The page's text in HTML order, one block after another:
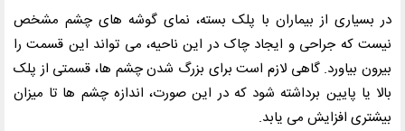
در بسیاری از بیماران با پلک بسته، نمای گوشه های چشم مشخص
نیست که جراحی و ایجاد چاک در این ناحیه، می تواند این قسمت را
بیرون بیاورد. گاهی لازم است برای بزرگ شدن چشم ها، قسمتی از پلک
بالا یا پایین برداشته شود که در این صورت، اندازه چشم ها تا میزان
بیشتری افزایش می یابد.